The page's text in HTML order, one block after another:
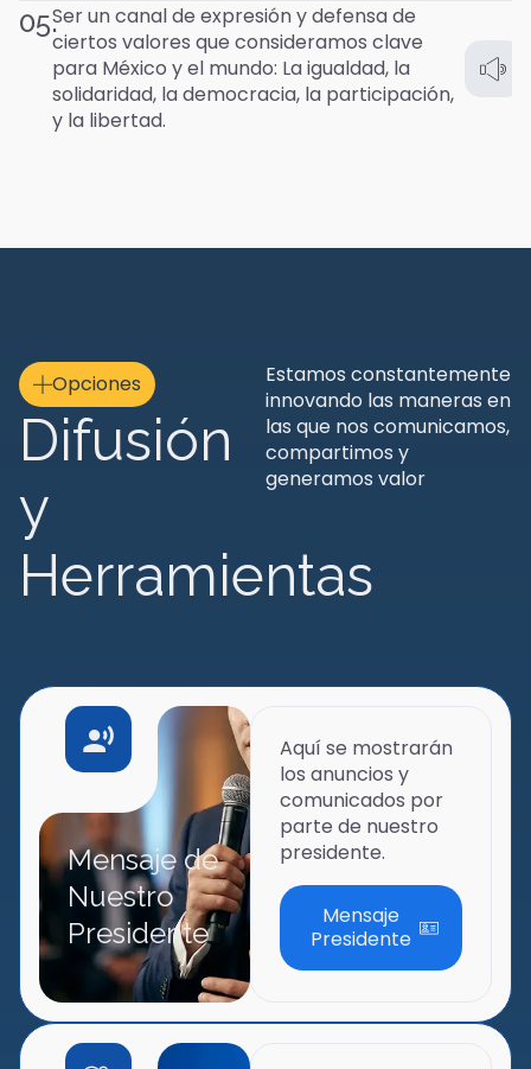
05.Ser un canal de expresión y defensa de
ciertos valores que consideramos clave
para México y el mundo: La igualdad, la
solidaridad, la democracia, la participación,
y la libertad.
Opciones
Difusión
y
Herramientas
Estamos constantemente
innovando las maneras en
las que nos comunicamos,
compartimos y
generamos valor
Mensaje de
Nuestro
Presidente
Aquí se mostrarán
los anuncios y
comunicados por
parte de nuestro
presidente.
Mensaje
Presidente